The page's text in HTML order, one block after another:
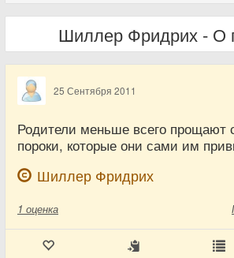
Шиллер Фридрих - О
25 Сентября 2011
Родители меньше всего прощают
пороки, которые они сами им
Шиллер Фридрих
1 оценка